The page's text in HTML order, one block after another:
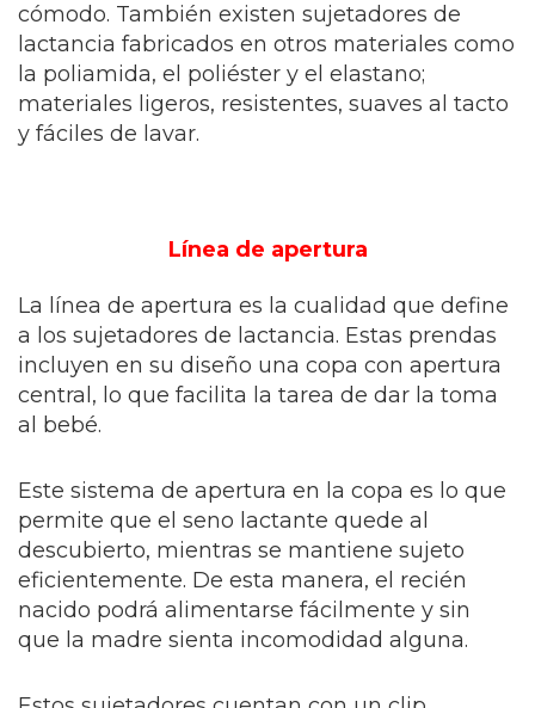
cómodo. También existen sujetadores de
lactancia fabricados en otros materiales como
la poliamida, el poliéster y el elastano;
materiales ligeros, resistentes, suaves al tacto
y fáciles de lavar.
Línea de apertura
La línea de apertura es la cualidad que define
a los sujetadores de lactancia. Estas prendas
incluyen en su diseño una copa con apertura
central, lo que facilita la tarea de dar la toma
al bebé.
Este sistema de apertura en la copa es lo que
permite que el seno lactante quede al
descubierto, mientras se mantiene sujeto
eficientemente. De esta manera, el recién
nacido podrá alimentarse fácilmente y sin
que la madre sienta incomodidad alguna.